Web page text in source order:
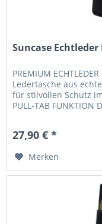
Suncase
PREMIUM
Ledertasche aus
für stilvollen Schutz
PULL-TAB
27,90 € *
Merken